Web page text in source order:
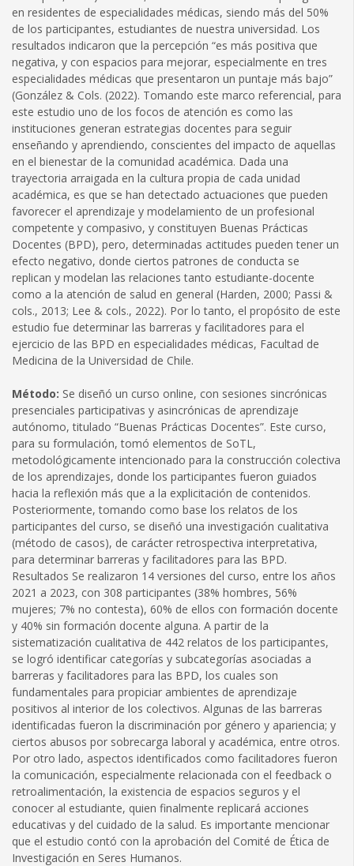
en residentes de especialidades médicas, siendo más del 50%
de los participantes, estudiantes de nuestra universidad. Los
resultados indicaron que la percepción “es más positiva que
negativa, y con espacios para mejorar, especialmente en tres
especialidades médicas que presentaron un puntaje más bajo”
(González & Cols. (2022). Tomando este marco referencial, para
este estudio uno de los focos de atención es como las
instituciones generan estrategias docentes para seguir
enseñando y aprendiendo, conscientes del impacto de aquellas
en el bienestar de la comunidad académica. Dada una
trayectoria arraigada en la cultura propia de cada unidad
académica, es que se han detectado actuaciones que pueden
favorecer el aprendizaje y modelamiento de un profesional
competente y compasivo, y constituyen Buenas Prácticas
Docentes (BPD), pero, determinadas actitudes pueden tener un
efecto negativo, donde ciertos patrones de conducta se
replican y modelan las relaciones tanto estudiante-docente
como a la atención de salud en general (Harden, 2000; Passi &
cols., 2013; Lee & cols., 2022). Por lo tanto, el propósito de este
estudio fue determinar las barreras y facilitadores para el
ejercicio de las BPD en especialidades médicas, Facultad de
Medicina de la Universidad de Chile.
Método: Se diseñó un curso online, con sesiones sincrónicas
presenciales participativas y asincrónicas de aprendizaje
autónomo, titulado “Buenas Prácticas Docentes”. Este curso,
para su formulación, tomó elementos de SoTL,
metodológicamente intencionado para la construcción colectiva
de los aprendizajes, donde los participantes fueron guiados
hacia la reflexión más que a la explicitación de contenidos.
Posteriormente, tomando como base los relatos de los
participantes del curso, se diseñó una investigación cualitativa
(método de casos), de carácter retrospectiva interpretativa,
para determinar barreras y facilitadores para las BPD.
Resultados Se realizaron 14 versiones del curso, entre los años
2021 a 2023, con 308 participantes (38% hombres, 56%
mujeres; 7% no contesta), 60% de ellos con formación docente
y 40% sin formación docente alguna. A partir de la
sistematización cualitativa de 442 relatos de los participantes,
se logró identificar categorías y subcategorías asociadas a
barreras y facilitadores para las BPD, los cuales son
fundamentales para propiciar ambientes de aprendizaje
positivos al interior de los colectivos. Algunas de las barreras
identificadas fueron la discriminación por género y apariencia; y
ciertos abusos por sobrecarga laboral y académica, entre otros.
Por otro lado, aspectos identificados como facilitadores fueron
la comunicación, especialmente relacionada con el feedback o
retroalimentación, la existencia de espacios seguros y el
conocer al estudiante, quien finalmente replicará acciones
educativas y del cuidado de la salud. Es importante mencionar
que el estudio contó con la aprobación del Comité de Ética de
Investigación en Seres Humanos.